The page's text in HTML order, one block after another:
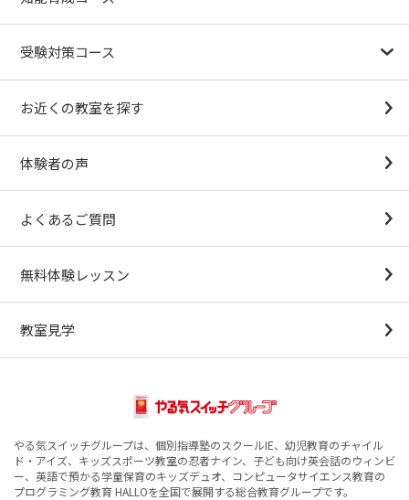
受験対策コース
（思考力アドバンスコースアストルム）
お近くの教室を探す
体験者の声
よくあるご質問
無料体験レッスン
教室見学
やる気スイッチグループは、個別指導塾のスクールIE、幼児教育のチャイル
ド・アイズ、キッズスポーツ教室の忍者ナイン、子ども向け英会話のウィンビ
ー、英語で預かる学童保育のキッズデュオ、コンピュータサイエンス教育の
プログラミング教育 HALLOを全国で展開する総合教育グループです。